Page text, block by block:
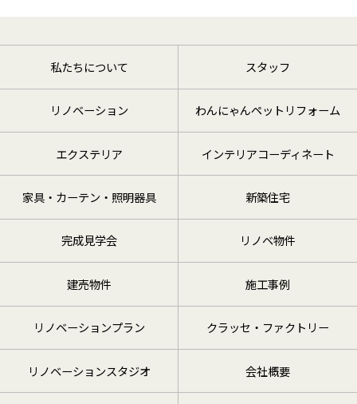
私たちについて スタッフ
リノベーション わんにゃんペットリフォーム
エクステリア インテリアコーディネート
家具・カーテン・照明器具 新築住宅
完成見学会 リノベ物件
建売物件 施工事例
リノベーションプラン クラッセ・ファクトリー
リノベーションスタジオ 会社概要